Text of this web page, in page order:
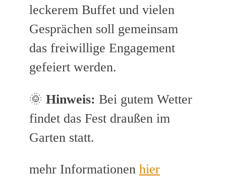
leckerem Buffet und vielen
Gesprächen soll gemeinsam
das freiwillige Engagement
gefeiert werden.
🌞 Hinweis: Bei gutem Wetter
findet das Fest draußen im
Garten statt.
mehr Informationen hier